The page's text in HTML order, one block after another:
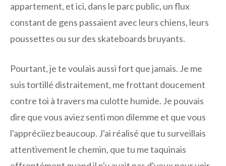
appartement, et ici, dans le parc public, un flux
constant de gens passaient avec leurs chiens, leurs
poussettes ou sur des skateboards bruyants.
Pourtant, je te voulais aussi fort que jamais. Je me
suis tortillé distraitement, me frottant doucement
contre toi à travers ma culotte humide. Je pouvais
dire que vous aviez senti mon dilemme et que vous
l'appréciiez beaucoup. J'ai réalisé que tu surveillais
attentivement le chemin, que tu me taquinais